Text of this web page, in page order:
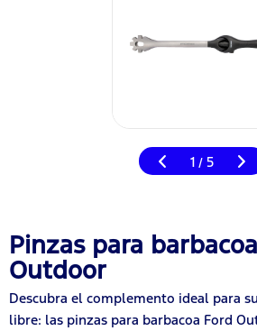
1 / 5
Pinzas para
Outdoor
Descubra el complemento ideal para
libre: las pinzas para barbacoa Ford